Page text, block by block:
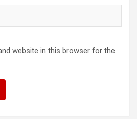
website in this browser for the